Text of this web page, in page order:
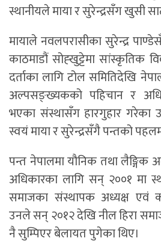
स्थानीयले माया र सुरेन्द्रसँग खुसी
मायाले नवलपरासीका सुरेन्द्र
काठमाडौं सोह्खुट्टेमा सांस्कृतिक
दर्ताका लागि टोल समितिदेखि
अल्पसङ्ख्यकको पहिचान र
भएका संस्थासँग हारगुहार गरेका
स्वयं माया र सुरेन्द्रसँगै पन्तको
पन्त नेपालमा यौनिक तथा
अधिकारका लागि सन् २००१ मा
समाजका संस्थापक अध्यक्ष एवं
उनले सन् २०१२ देखि नील हिरा
नै सुम्पिएर बेलायत पुगेका थिए।